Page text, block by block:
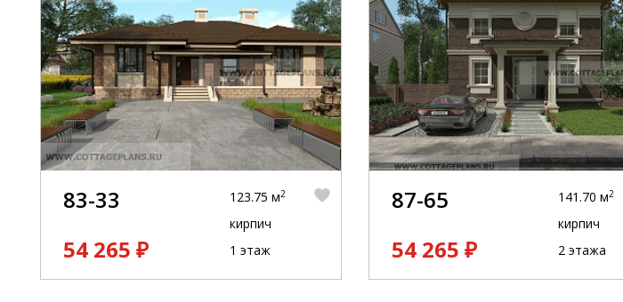
83-33
54 265 ₽
123.75 м2
кирпич
1 этаж
87-65
54 265 ₽
141.70 м2
кирпич
2 этажа